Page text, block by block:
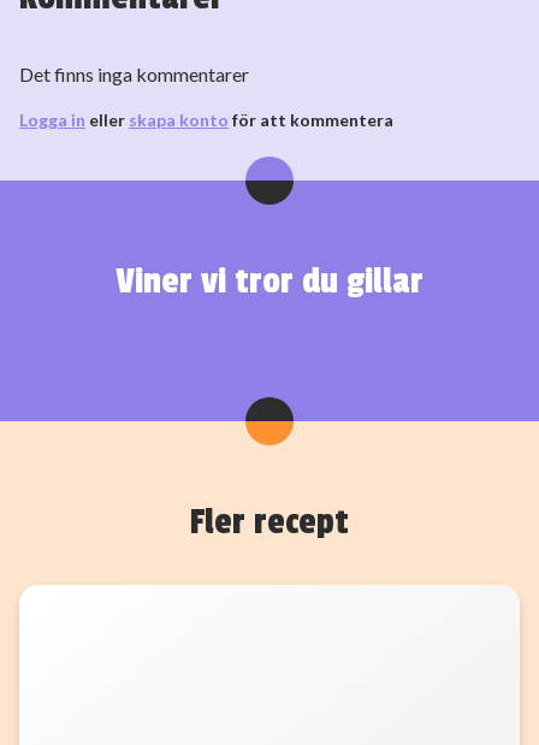
Det finns inga kommentarer
Logga in eller skapa konto för att kommentera
Viner vi tror du gillar
Fler recept